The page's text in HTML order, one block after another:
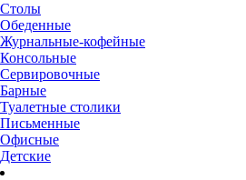
Столы
Обеденные
Журнальные-кофейные
Консольные
Сервировочные
Барные
Туалетные столики
Письменные
Офисные
Детские